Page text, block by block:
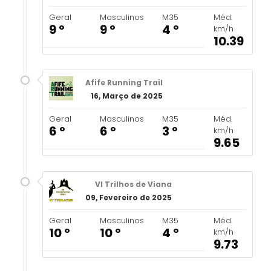
Geral
9 º
Masculinos
9 º
M35
4 º
Méd.
km/h
10.39
Afife Running Trail
16, Março de 2025
Geral
6 º
Masculinos
6 º
M35
3 º
Méd.
km/h
9.65
VI Trilhos de Viana
09, Fevereiro de 2025
Geral
10 º
Masculinos
10 º
M35
4 º
Méd.
km/h
9.73